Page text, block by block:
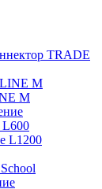
TRADE
M
L600
L1200